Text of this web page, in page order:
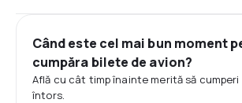
Când este cel mai bun moment
cumpăra bilete de avion?
Află cu cât timp înainte merită să
întors.